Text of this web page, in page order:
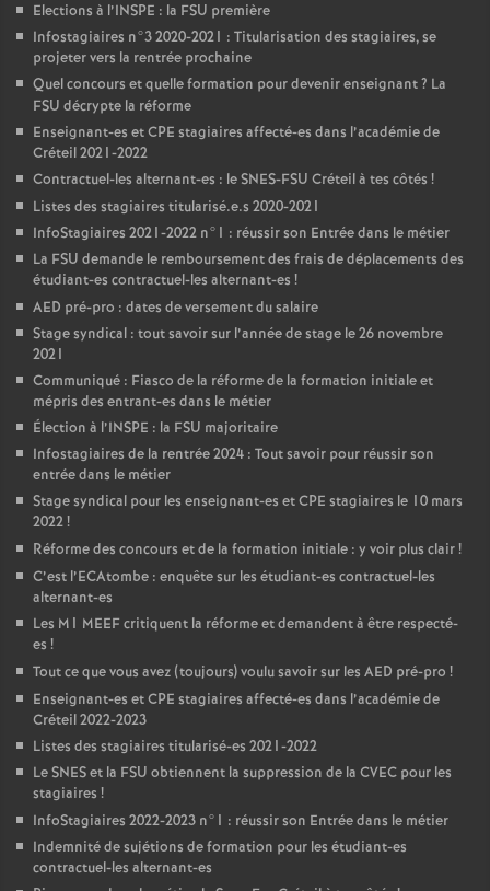
Elections à l’INSPE : la FSU première
Infostagiaires n°3 2020-2021 : Titularisation des stagiaires, se
projeter vers la rentrée prochaine
Quel concours et quelle formation pour devenir enseignant? La
FSU décrypte la réforme
Enseignant-es etCPE stagiaires affecté-es dans l’académie de
Créteil 2021-2022
Contractuel-les alternant-es : leSNES-FSU Créteil à tes côtés !
Listes des stagiaires titularisé.e.s 2020-2021
InfoStagiaires 2021-2022 n°1 : réussir son Entrée dans le métier
La FSU demande le remboursement des frais de déplacements des
étudiant-es contractuel-les alternant-es !
AED pré-pro : dates de versement du salaire
Stage syndical : tout savoir sur l’année de stage le 26 novembre
2021
Communiqué : Fiasco de la réforme de la formation initiale et
mépris des entrant-es dans le métier
Élection à l’INSPE : la FSU majoritaire
Infostagiaires de la rentrée 2024 : Tout savoir pour réussir son
entrée dans le métier
Stage syndical pour les enseignant-es etCPE stagiaires le 10 mars
2022!
Réforme des concours et de la formation initiale : y voir plus clair!
C’est l’ECAtombe : enquête sur les étudiant-es contractuel-les
alternant-es
Les M1 MEEFcritiquent la réforme et demandent à être respecté-
es !
Tout ce que vous avez (toujours) voulu savoir sur les AED pré-pro !
Enseignant-es etCPE stagiaires affecté-es dans l’académie de
Créteil 2022-2023
Listes des stagiaires titularisé-es 2021-2022
LeSNESet la FSU obtiennent la suppression de la CVEC pour les
stagiaires !
InfoStagiaires 2022-2023 n°1 : réussir son Entrée dans le métier
Indemnité de sujétions de formation pour les étudiant-es
contractuel-les alternant-es